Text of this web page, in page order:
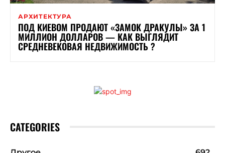
АРХИТЕКТУРА
ПОД КИЕВОМ ПРОДАЮТ «ЗАМОК ДРАКУЛЫ» ЗА 1
МИЛЛИОН ДОЛЛАРОВ — КАК ВЫГЛЯДИТ
СРЕДНЕВЕКОВАЯ НЕДВИЖИМОСТЬ ?
CATEGORIES